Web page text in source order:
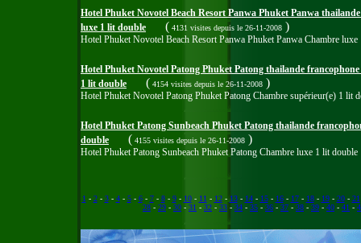
Hotel Phuket Novotel Beach Resort Panwa Phuket Panwa
luxe 1 lit double
( 4131 visites depuis le 26-11-2008 )
Hotel Phuket Novotel Beach Resort Panwa Phuket Panwa Chambre
Hotel Phuket Novotel Patong Phuket Patong thailande
1 lit double
( 4154 visites depuis le 26-11-2008 )
Hotel Phuket Novotel Patong Phuket Patong Chambre supérieur(e) 1 lit
Hotel Phuket Patong Sunbeach Phuket Patong thailande
double
( 4155 visites depuis le 26-11-2008 )
Hotel Phuket Patong Sunbeach Phuket Patong Chambre luxe 1 lit double
1 - 2- 3- 4- 5- 6- 7- 8- 9- 10- 11 - 12- 13- 14- 15- 16- 17- 18- 19- 20- 21
28 - 29 - 30 - 31 - 32 - 33 - 34 - 35 - 36 - 37 - 38 - 39 - 40 - 41 -